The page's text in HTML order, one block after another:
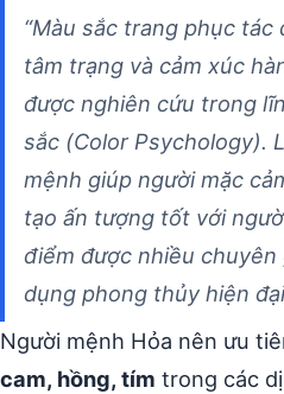
“Màu sắc trang phục
tâm trạng và cảm xúc
được nghiên cứu trong
sắc (Color Psychology).
mệnh giúp người mặc
tạo ấn tượng tốt với
điểm được nhiều
dụng phong thủy hiện
Người mệnh Hỏa nên ưu
cam, hồng, tím trong các